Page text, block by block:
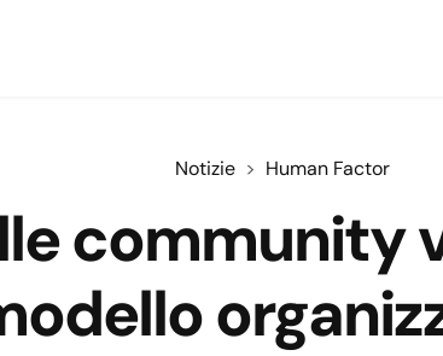
Notizie Human Factor
community